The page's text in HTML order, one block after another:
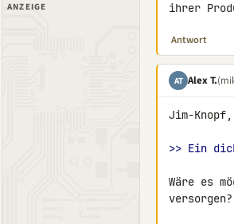
ANZEIGE
ihrer
Antwort
AT Alex T.
Jim-
>> Ein
Wäre es
versorgen?